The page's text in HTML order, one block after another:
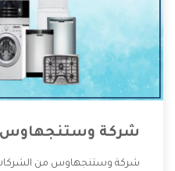
شركة وستنجهاوس
شركة وستنجهاوس من الشركات